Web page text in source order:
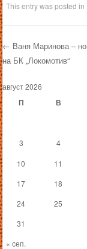
This entry was posted in
Post
← Ваня Маринова –
на БК „Локомотив“
август 2026
П В
« сеп.
3
4
10 11
17
18
24
25
31